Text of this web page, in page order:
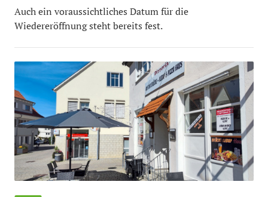
Auch ein voraussichtliches Datum für die
Wiedereröffnung steht bereits fest.